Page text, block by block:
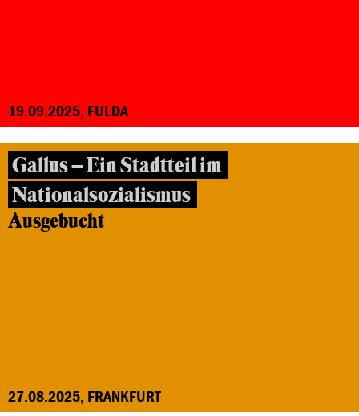
19.09.2025, FULDA
Gallus – Ein Stadtteil im
Nationalsozialismus
Ausgebucht
27.08.2025, FRANKFURT